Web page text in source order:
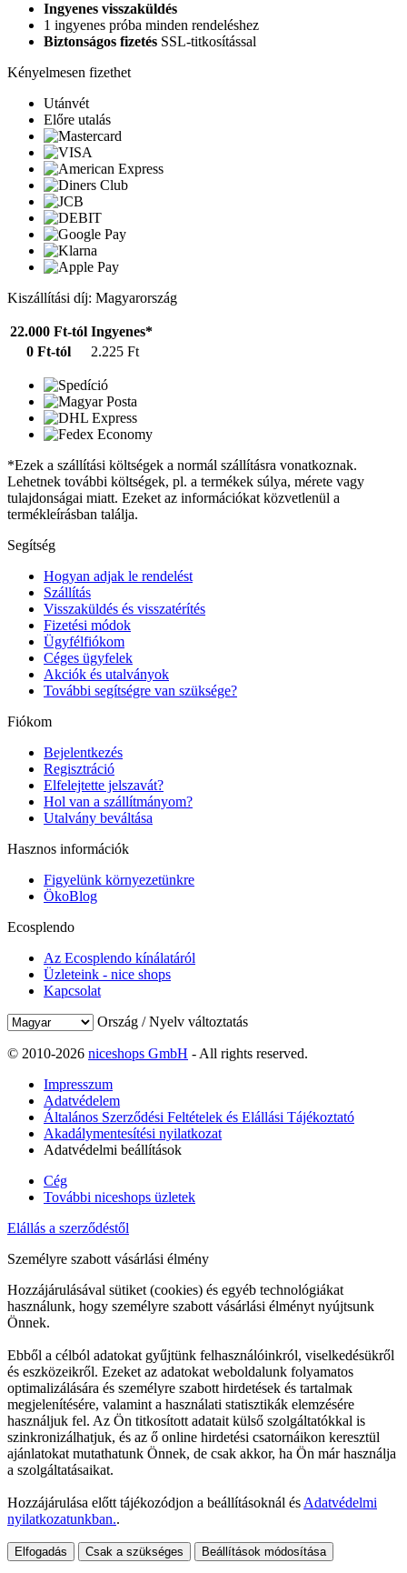
Ingyenes visszaküldés
1 ingyenes próba minden rendeléshez
Biztonságos fizetés SSL-titkosítással
Kényelmesen fizethet
Utánvét
Előre utalás
Kiszállítási díj: Magyarország
22.000 Ft-tól Ingyenes*
0 Ft-tól
2.225 Ft
*Ezek a szállítási költségek a normál szállításra vonatkoznak.
Lehetnek további költségek, pl. a termékek súlya, mérete vagy
tulajdonságai miatt. Ezeket az információkat közvetlenül a
termékleírásban találja.
Segítség
Hogyan adjak le rendelést
Szállítás
Visszaküldés és visszatérítés
Fizetési módok
Ügyfélfiókom
Céges ügyfelek
Akciók és utalványok
További segítségre van szüksége?
Fiókom
Bejelentkezés
Regisztráció
Elfelejtette jelszavát?
Hol van a szállítmányom?
Utalvány beváltása
Hasznos információk
Figyelünk környezetünkre
ÖkoBlog
Ecosplendo
Az Ecosplendo kínálatáról
Üzleteink - nice shops
Kapcsolat
Ország / Nyelv változtatás
© 2010-2026 niceshops GmbH - All rights reserved.
Impresszum
Adatvédelem
Általános Szerződési Feltételek és Elállási Tájékoztató
Akadálymentesítési nyilatkozat
Adatvédelmi beállítások
Cég
További niceshops üzletek
Elállás a szerződéstől
Személyre szabott vásárlási élmény
Hozzájárulásával sütiket (cookies) és egyéb technológiákat
használunk, hogy személyre szabott vásárlási élményt nyújtsunk
Önnek.
Ebből a célból adatokat gyűjtünk felhasználóinkról, viselkedésükről
és eszközeikről. Ezeket az adatokat weboldalunk folyamatos
optimalizálására és személyre szabott hirdetések és tartalmak
megjelenítésére, valamint a használati statisztikák elemzésére
használjuk fel. Az Ön titkosított adatait külső szolgáltatókkal is
szinkronizálhatjuk, és az ő online hirdetési csatornáikon keresztül
ajánlatokat mutathatunk Önnek, de csak akkor, ha Ön már használja
a szolgáltatásaikat.
Hozzájárulása előtt tájékozódjon a beállításoknál és Adatvédelmi
nyilatkozatunkban..
Elfogadás Csak a szükséges Beállítások módosítása